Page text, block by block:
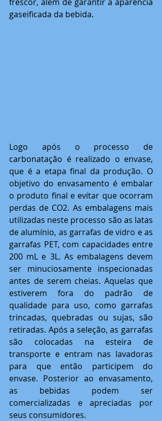
gaseificada da bebida.
Logo após o processo de
carbonatação é realizado o envase,
que é a etapa final da produção. O
objetivo do envasamento é embalar
o produto final e evitar que ocorram
perdas de CO2. As embalagens mais
utilizadas neste processo são as latas
de alumínio, as garrafas de vidro e as
garrafas PET, com capacidades entre
200 mL e 3L. As embalagens devem
ser minuciosamente inspecionadas
antes de serem cheias. Aquelas que
estiverem fora do padrão de
qualidade para uso, como garrafas
trincadas, quebradas ou sujas, são
retiradas. Após a seleção, as garrafas
são colocadas na esteira de
transporte e entram nas lavadoras
para que então participem do
envase. Posterior ao envasamento,
as bebidas podem ser
comercializadas e apreciadas por
seus consumidores.